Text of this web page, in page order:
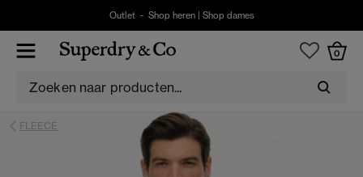
Outlet - Shop heren| Shop dames
0
FLEECE